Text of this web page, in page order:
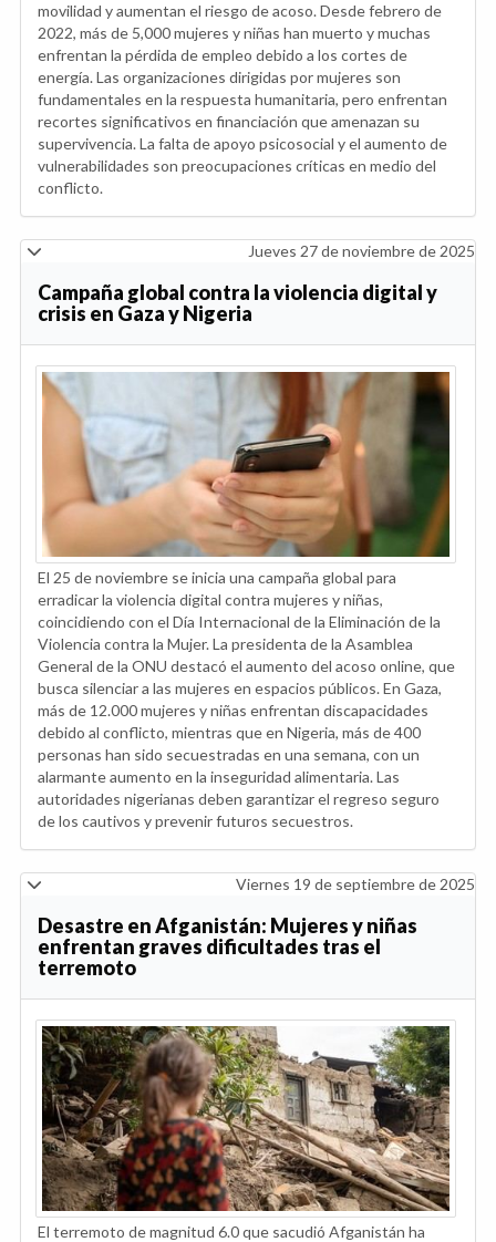
movilidad y aumentan el riesgo de acoso. Desde febrero de
2022, más de 5,000 mujeres y niñas han muerto y muchas
enfrentan la pérdida de empleo debido a los cortes de
energía. Las organizaciones dirigidas por mujeres son
fundamentales en la respuesta humanitaria, pero enfrentan
recortes significativos en financiación que amenazan su
supervivencia. La falta de apoyo psicosocial y el aumento de
vulnerabilidades son preocupaciones críticas en medio del
conflicto.
Jueves 27 de noviembre de 2025
Campaña global contra la violencia digital y
crisis en Gaza y Nigeria
El 25 de noviembre se inicia una campaña global para
erradicar la violencia digital contra mujeres y niñas,
coincidiendo con el Día Internacional de la Eliminación de la
Violencia contra la Mujer. La presidenta de la Asamblea
General de la ONU destacó el aumento del acoso online, que
busca silenciar a las mujeres en espacios públicos. En Gaza,
más de 12.000 mujeres y niñas enfrentan discapacidades
debido al conflicto, mientras que en Nigeria, más de 400
personas han sido secuestradas en una semana, con un
alarmante aumento en la inseguridad alimentaria. Las
autoridades nigerianas deben garantizar el regreso seguro
de los cautivos y prevenir futuros secuestros.
Viernes 19 de septiembre de 2025
Desastre en Afganistán: Mujeres y niñas
enfrentan graves dificultades tras el
terremoto
El terremoto de magnitud 6.0 que sacudió Afganistán ha